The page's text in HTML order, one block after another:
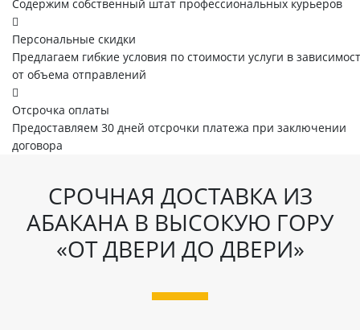
Содержим собственный штат профессиональных курьеров
Персональные скидки
Предлагаем гибкие условия по стоимости услуги в
от объема отправлений
Отсрочка оплаты
Предоставляем 30 дней отсрочки платежа при заключении
договора
СРОЧНАЯ ДОСТАВКА ИЗ
АБАКАНА В ВЫСОКУЮ ГОРУ
«ОТ ДВЕРИ ДО ДВЕРИ»